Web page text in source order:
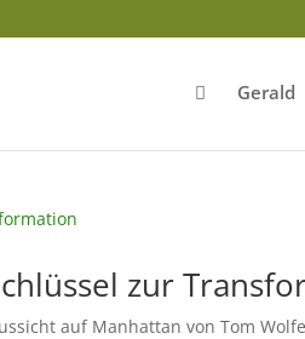
Gerald
zur
auf Manhattan von Tom